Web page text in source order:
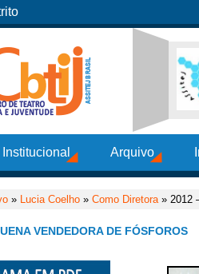
Institucional Arquivo
» Lucia Coelho » Como Diretora» 2012
VENDEDORA DE FÓSFOROS